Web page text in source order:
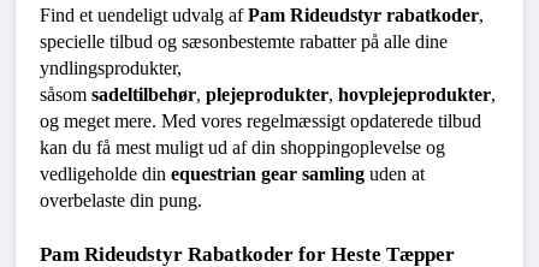
Find et uendeligt udvalg af Pam Rideudstyr rabatkoder,
specielle tilbud og sæsonbestemte rabatter på alle dine
yndlingsprodukter,
såsom sadeltilbehør, plejeprodukter, hovplejeprodukter,
og meget mere. Med vores regelmæssigt opdaterede tilbud
kan du få mest muligt ud af din shoppingoplevelse og
vedligeholde din equestrian gear samling uden at
overbelaste din pung.
Pam Rideudstyr Rabatkoder for Heste Tæpper